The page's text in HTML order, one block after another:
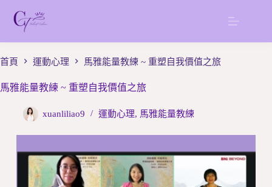
內
首頁 運動心理 馬雅能量教練 ~ 重塑自我價值之旅
馬雅能量教練 ~ 重塑自我價值之旅
xuanliliao9 運動心理, 馬雅能量教練